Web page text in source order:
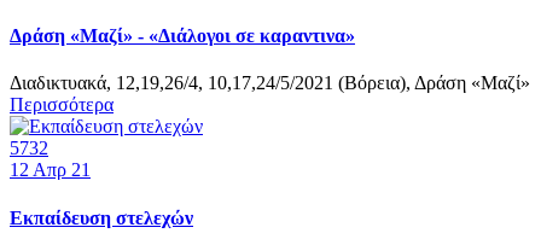
Δράση «Μαζί» - «Διάλογοι σε καραντινα»
Διαδικτυακά, 12,19,26/4, 10,17,24/5/2021 (Βόρεια), Δράση «Μαζί»
Περισσότερα
5732
12Απρ 21
Εκπαίδευση στελεχών